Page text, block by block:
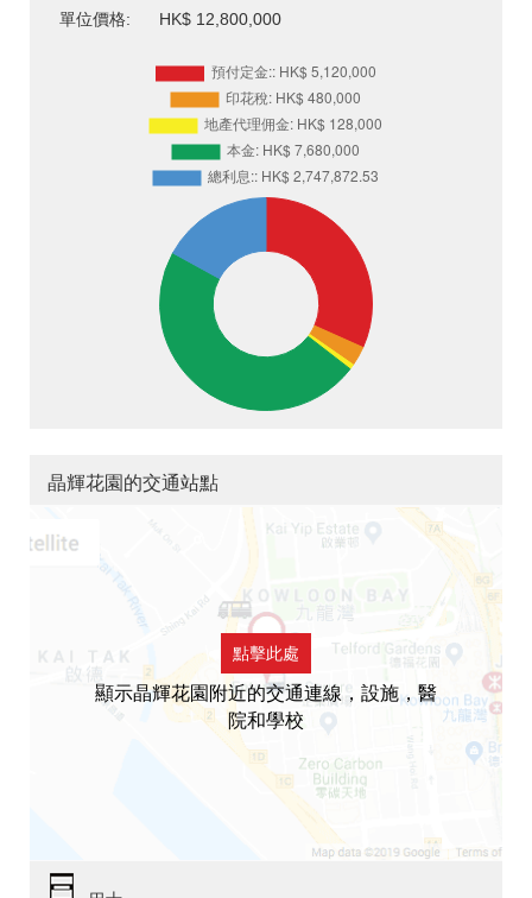
單位價格: HK$ 12,800,000
晶輝花園的交通站點
點擊此處
顯示晶輝花園附近的交通連線，設施，醫
院和學校